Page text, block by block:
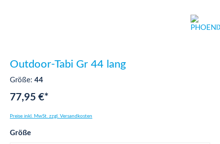
Outdoor-Tabi Gr 44 lang
Größe: 44
77,95 €*
Preise inkl. MwSt. zzgl. Versandkosten
Größeauswählen